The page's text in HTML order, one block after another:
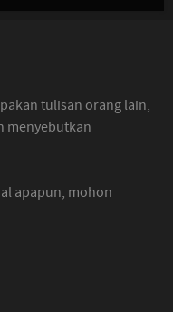
tulisan orang lain,
menyebutkan
apapun, mohon